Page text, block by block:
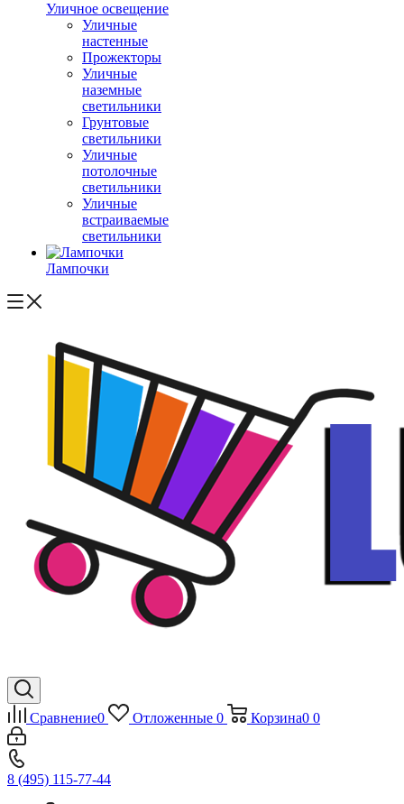
Уличное освещение
Уличные
настенные
Прожекторы
Уличные
наземные
светильники
Грунтовые
светильники
Уличные
потолочные
светильники
Уличные
встраиваемые
светильники
Лампочки
Сравнение0 Отложенные 0 Корзина0 0
8 (495) 115-77-44